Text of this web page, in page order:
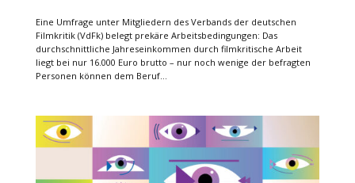
Eine Umfrage unter Mitgliedern des Verbands der deutschen
Filmkritik (VdFk) belegt prekäre Arbeitsbedingungen: Das
durchschnittliche Jahreseinkommen durch filmkritische Arbeit
liegt bei nur 16.000 Euro brutto – nur noch wenige der befragten
Personen können dem Beruf...